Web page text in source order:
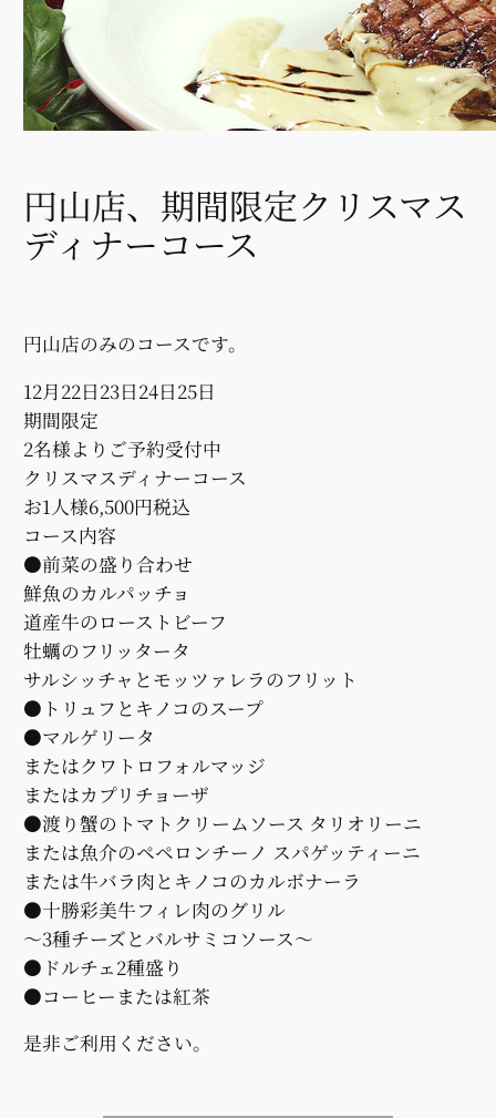
円山店、期間限定クリスマス
ディナーコース
円山店のみのコースです。
12月22日23日24日25日
期間限定
2名様よりご予約受付中
クリスマスディナーコース
お1人様6,500円税込
コース内容
●前菜の盛り合わせ
鮮魚のカルパッチョ
道産牛のローストビーフ
牡蠣のフリッタータ
サルシッチャとモッツァレラのフリット
●トリュフとキノコのスープ
●マルゲリータ
またはクワトロフォルマッジ
またはカプリチョーザ
●渡り蟹のトマトクリームソース タリオリーニ
または魚介のペペロンチーノ スパゲッティーニ
または牛バラ肉とキノコのカルボナーラ
●十勝彩美牛フィレ肉のグリル
〜3種チーズとバルサミコソース〜
●ドルチェ2種盛り
●コーヒーまたは紅茶
是非ご利用ください。